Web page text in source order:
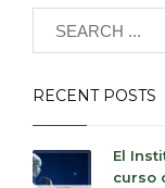
RECENT POSTS
El
curso